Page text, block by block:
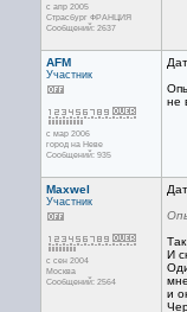
с апр 2005
Страсбург ФРАНЦИЯ
Сообщений: 2637
AFM
Участник
с мар 2006
город на Неве
Сообщений: 935
не
Maxwel
Участник
с сен 2004
Москва
Сообщений: 2564
И
и